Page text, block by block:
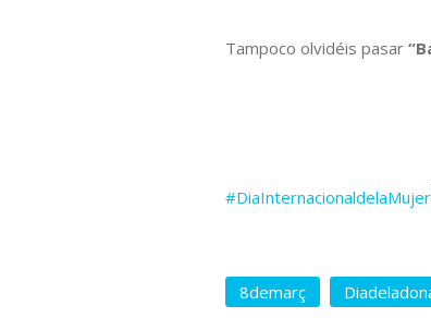
Tampoco olvidéis pasar
#DiaInternacionaldelaMujer
8demarç